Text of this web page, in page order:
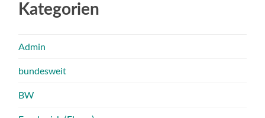
Kategorien
Admin
bundesweit
BW